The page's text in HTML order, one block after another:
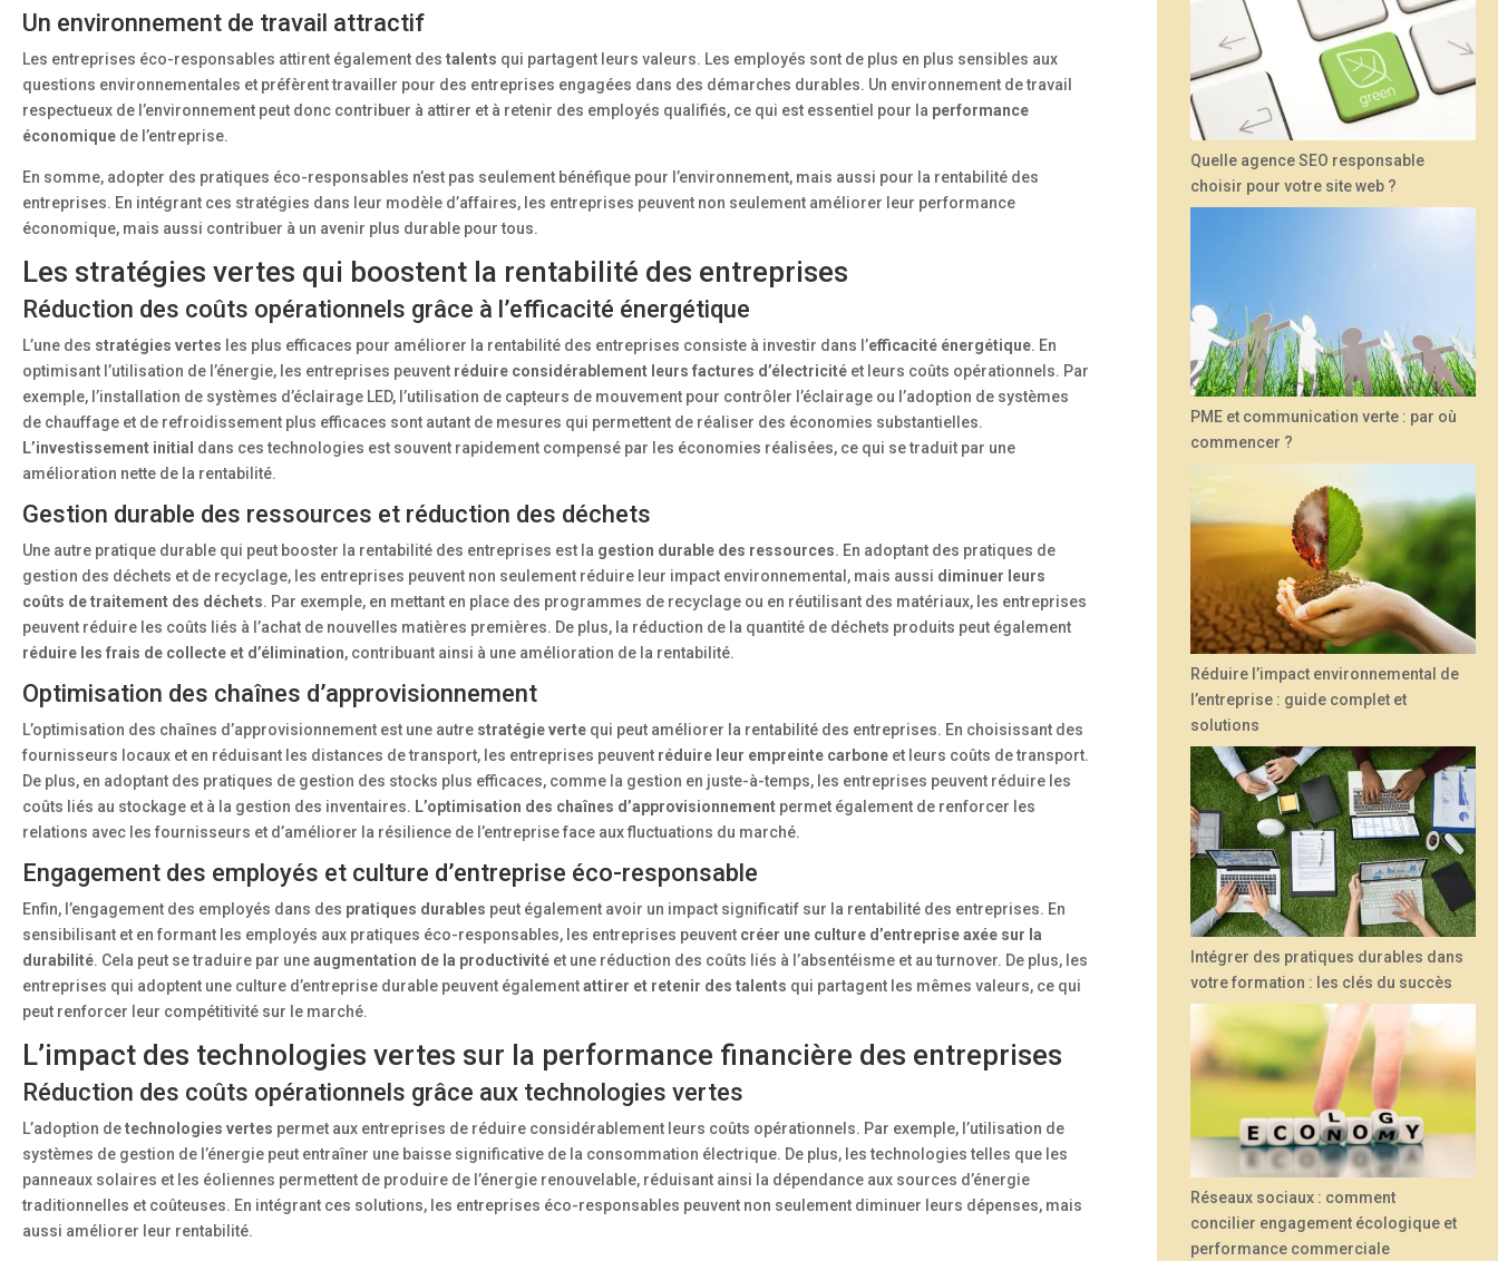
Un environnement de travail attractif
Les entreprises éco-responsables attirent également des talents qui partagent leurs valeurs. Les employés sont de plus en plus sensibles aux
questions environnementales et préfèrent travailler pour des entreprises engagées dans des démarches durables. Un environnement de travail
respectueux de l’environnement peut donc contribuer à attirer et à retenir des employés qualifiés, ce qui est essentiel pour la performance
économique de l’entreprise.
En somme, adopter des pratiques éco-responsables n’est pas seulement bénéfique pour l’environnement, mais aussi pour la rentabilité des
entreprises. En intégrant ces stratégies dans leur modèle d’affaires, les entreprises peuvent non seulement améliorer leur performance
économique, mais aussi contribuer à un avenir plus durable pour tous.
Les stratégies vertes qui boostent la rentabilité des entreprises
Réduction des coûts opérationnels grâce à l’efficacité énergétique
L’une des stratégies vertes les plus efficaces pour améliorer la rentabilité des entreprises consiste à investir dans l’efficacité énergétique. En
optimisant l’utilisation de l’énergie, les entreprises peuvent réduire considérablement leurs factures d’électricité et leurs coûts opérationnels. Par
exemple, l’installation de systèmes d’éclairage LED, l’utilisation de capteurs de mouvement pour contrôler l’éclairage ou l’adoption de systèmes
de chauffage et de refroidissement plus efficaces sont autant de mesures qui permettent de réaliser des économies substantielles.
L’investissement initial dans ces technologies est souvent rapidement compensé par les économies réalisées, ce qui se traduit par une
amélioration nette de la rentabilité.
Gestion durable des ressources et réduction des déchets
Une autre pratique durable qui peut booster la rentabilité des entreprises est la gestion durable des ressources. En adoptant des pratiques de
gestion des déchets et de recyclage, les entreprises peuvent non seulement réduire leur impact environnemental, mais aussi diminuer leurs
coûts de traitement des déchets. Par exemple, en mettant en place des programmes de recyclage ou en réutilisant des matériaux, les entreprises
peuvent réduire les coûts liés à l’achat de nouvelles matières premières. De plus, la réduction de la quantité de déchets produits peut également
réduire les frais de collecte et d’élimination, contribuant ainsi à une amélioration de la rentabilité.
Optimisation des chaînes d’approvisionnement
L’optimisation des chaînes d’approvisionnement est une autre stratégie verte qui peut améliorer la rentabilité des entreprises. En choisissant des
fournisseurs locaux et en réduisant les distances de transport, les entreprises peuvent réduire leur empreinte carbone et leurs coûts de transport.
De plus, en adoptant des pratiques de gestion des stocks plus efficaces, comme la gestion en juste-à-temps, les entreprises peuvent réduire les
coûts liés au stockage et à la gestion des inventaires. L’optimisation des chaînes d’approvisionnement permet également de renforcer les
relations avec les fournisseurs et d’améliorer la résilience de l’entreprise face aux fluctuations du marché.
Engagement des employés et culture d’entreprise éco-responsable
Enfin, l’engagement des employés dans des pratiques durables peut également avoir un impact significatif sur la rentabilité des entreprises. En
sensibilisant et en formant les employés aux pratiques éco-responsables, les entreprises peuvent créer une culture d’entreprise axée sur la
durabilité. Cela peut se traduire par uneaugmentation de la productivité et une réduction des coûts liés à l’absentéisme et au turnover. De plus, les
entreprises qui adoptent une culture d’entreprise durable peuvent égalementattirer et retenir des talents qui partagent les mêmes valeurs, ce qui
peut renforcer leur compétitivité sur le marché.
L’impact des technologies vertes sur la performance financière des entreprises
Réduction des coûts opérationnels grâce aux technologies vertes
L’adoption detechnologies vertes permet aux entreprises de réduire considérablement leurs coûts opérationnels. Par exemple, l’utilisation de
systèmes de gestion de l’énergie peut entraîner une baisse significative de la consommation électrique. De plus, les technologies telles que les
panneaux solaires et les éoliennes permettent de produire de l’énergie renouvelable, réduisant ainsi la dépendance aux sources d’énergie
traditionnelles et coûteuses. En intégrant ces solutions, les entreprises éco-responsables peuvent non seulement diminuer leurs dépenses, mais
aussi améliorer leur rentabilité.
Quelle agence SEO responsable
choisir pour votre site web ?
PME et communication verte : par où
commencer ?
Réduire l’impact environnemental de
l’entreprise : guide complet et
solutions
Intégrer des pratiques durables dans
votre formation : les clés du succès
Réseaux sociaux : comment
concilier engagement écologique et
performance commerciale